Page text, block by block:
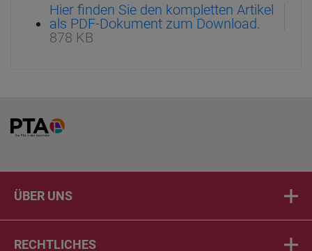
Hier finden Sie den kompletten Artikel
als PDF-Dokument zum Download.
878 KB
Home
ÜBER UNS
RECHTLICHES